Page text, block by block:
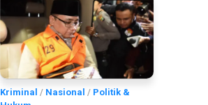
Kriminal / Nasional / Politik &